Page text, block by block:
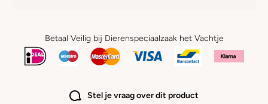
Betaal Veilig bij Dierenspeciaalzaak het Vachtje
Stel je vraag over dit product